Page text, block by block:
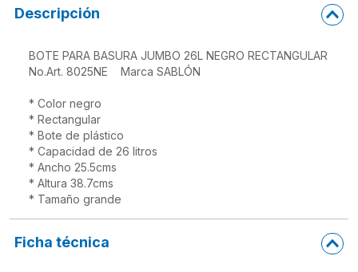
Descripción
BOTE PARA BASURA JUMBO 26L NEGRO RECTANGULAR
No.Art. 8025NE    Marca SABLÓN
* Color negro
* Rectangular
* Bote de plástico
* Capacidad de 26 litros
* Ancho 25.5cms
* Altura 38.7cms
* Tamaño grande
Ficha técnica